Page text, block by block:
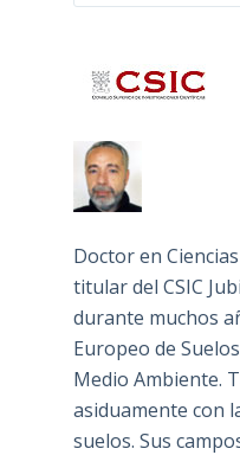
Doctor en
titular del CSIC
durante muchos
Europeo de
Medio Ambiente.
asiduamente con
suelos. Sus